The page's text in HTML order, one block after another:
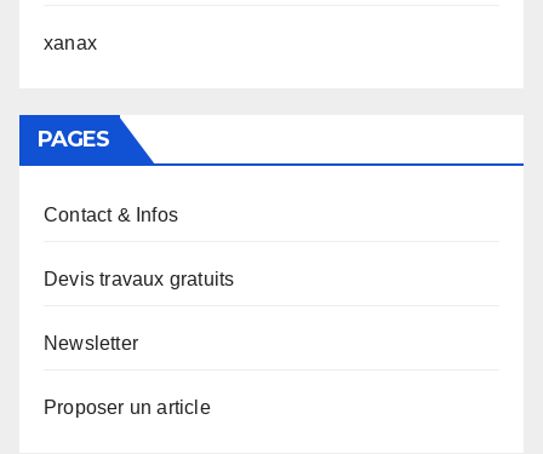
xanax
PAGES
Contact & Infos
Devis travaux gratuits
Newsletter
Proposer un article